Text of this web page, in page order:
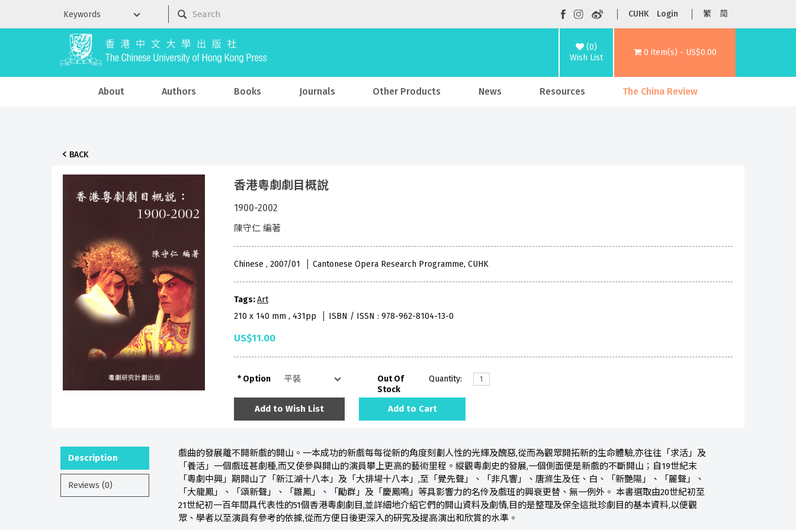
CUHK Login 繁 简
(0)
Wish List
0 item(s) - US$0.00
About Authors Books Journals Other Products News Resources The China Review
BACK
香港粵劇劇目概說
1900-2002
陳守仁 編著
Chinese , 2007/01 Cantonese Opera Research Programme, CUHK
Tags:Art
210 x 140 mm , 431pp
ISBN / ISSN : 978-962-8104-13-0
US$11.00
Option
Out Of
Stock
Quantity:
Add to Wish List Add to Cart
Description
Reviews (0)
戲曲的發展離不開新戲的開山。一本成功的新戲每每從新的角度刻劃人性的光輝及醜惡,從而為觀眾開拓新的生命體驗,亦往往「求活」及
「養活」一個戲班甚劇種,而又使參與開山的演員攀上更高的藝術里程。縱觀粵劇史的發展,一個側面便是新戲的不斷開山；自19世紀末
「粵劇中興」期開山了「新江湖十八本」及「大排場十八本」,至「覺先聲」、「非凡響」、唐滌生及任、白、「新艷陽」、「麗聲」、
「大龍鳳」、「頌新聲」、「雛鳳」、「勵群」及「慶鳳鳴」等具影響力的名伶及戲班的興衰更替、無一例外。 本書選取由20世紀初至
21世紀初一百年間具代表性的51個香港粵劇劇目,並詳細地介紹它們的開山資料及劇情,目的是整理及保全這批珍劇目的基本資料,以便觀
眾、學者以至演員有參考的依據,從而方便日後更深入的研究及提高演出和欣賞的水準。